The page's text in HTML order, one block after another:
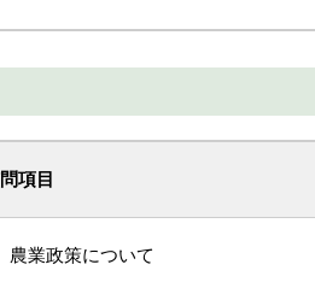
項目
業政策について